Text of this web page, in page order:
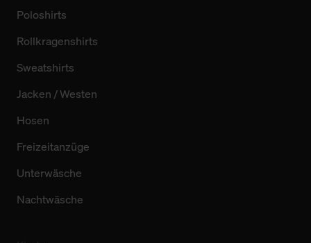
Poloshirts
Rollkragenshirts
Sweatshirts
Jacken / Westen
Hosen
Freizeitanzüge
Unterwäsche
Nachtwäsche